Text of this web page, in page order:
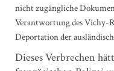
nicht zugängliche
Verantwortung des Vichy-
Deportation der
Dieses Verbrechen